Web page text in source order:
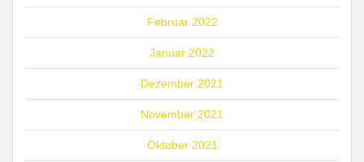
Februar 2022
Januar 2022
Dezember 2021
November 2021
Oktober 2021